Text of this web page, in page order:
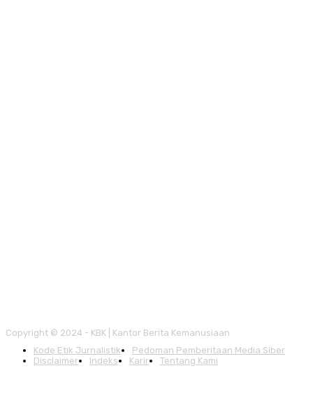
Copyright © 2024 - KBK | Kantor Berita Kemanusiaan
Kode Etik Jurnalistik
Pedoman Pemberitaan Media Siber
Disclaimer
Indeks Karir Tentang Kami